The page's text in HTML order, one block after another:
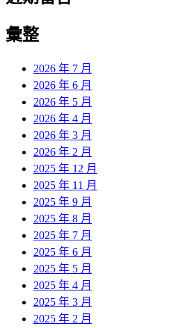
彙整
2026 年 7 月
2026 年 6 月
2026 年 5 月
2026 年 4 月
2026 年 3 月
2026 年 2 月
2025 年 12 月
2025 年 11 月
2025 年 9 月
2025 年 8 月
2025 年 7 月
2025 年 6 月
2025 年 5 月
2025 年 4 月
2025 年 3 月
2025 年 2 月